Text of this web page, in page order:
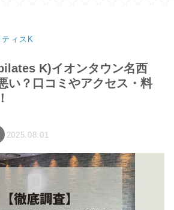
ティスK
K)イオンタウン名西
い？口コミやアクセス・料
2025.08.01